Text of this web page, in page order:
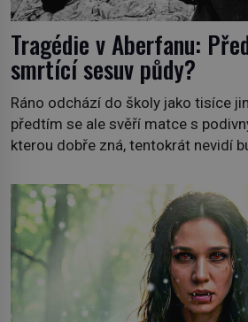
Tragédie v Aberfanu:
smrtící sesuv půdy?
Ráno odchází do školy jako tisíce
předtím se ale svěří matce s
kterou dobře zná, tentokrát nevidí
později je mrtvá. Mohla devítiletá
osud? Dne 21. října 1966 se